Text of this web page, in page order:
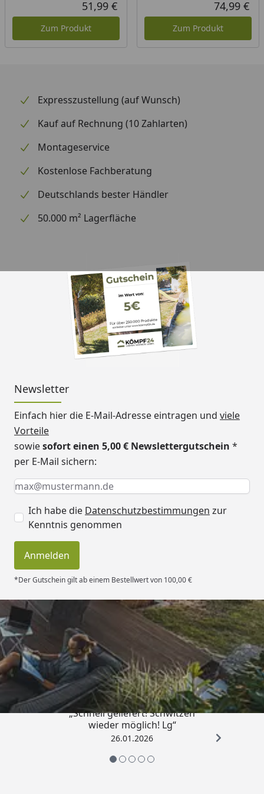
Material
Ausgesuchtes nordisches
Holz
klarem 6 mm
Sicherheitsglas
Rechts oder links
Türgriff
Ergonomisch geformt aus
Grundausstattung
Sitzbänke, untere Sitzbank
Sie haben die Wahl aus
folgenden Ofensets (alle
Sets enthalten Saunasteine
sowie eine Steuerung):
Klassischer Saunaofen 3,6
kW mit Steuergerät
BioAktiv Saunaofen rund 3,6
inkl. Steuergerät (Ofenset 5)
mit Dampfbadfunktion inkl.
Steuergerät (Ofenset 6)
Steuerung (Ofenset 9)
Silikonkabelbedarf
Für den Anschluss des
Saunaofens an den
Starkstrom-Hausanschluss
wird ein 5 x 2,5 mm²
Silikonkabel benötigt
(optional erhältlich – siehe
Reiter 'Zubehör').
Das Kabel zwischen
Steuergerät und Saunaofen
ist inklusive (bei Öfen mit
Aktueller Preis
51,99 €
Zum Produkt
74,99 €
Zum Produkt
Expresszustellung (auf Wunsch)
Kauf auf Rechnung (10 Zahlarten)
Montageservice
Kostenlose Fachberatung
Deutschlands bester Händler
50.000 m² Lagerfläche
Newsletter
Einfach hier die E-Mail-Adresse eintragen und viele
Vorteile
sowiesofort einen 5,00 € Newslettergutschein *
per E-Mail sichern:
Keine Eingabe erforderlich
Eingabe erforderlich
E-Mail *
Ich habe die Datenschutzbestimmungen zur
Kenntnis genommen
Anmelden
*Der Gutschein gilt ab einem Bestellwert von 100,00 €
Trusted Shops
„Schnell geliefert! Schwitzen
wieder möglich! Lg“
26.01.2026